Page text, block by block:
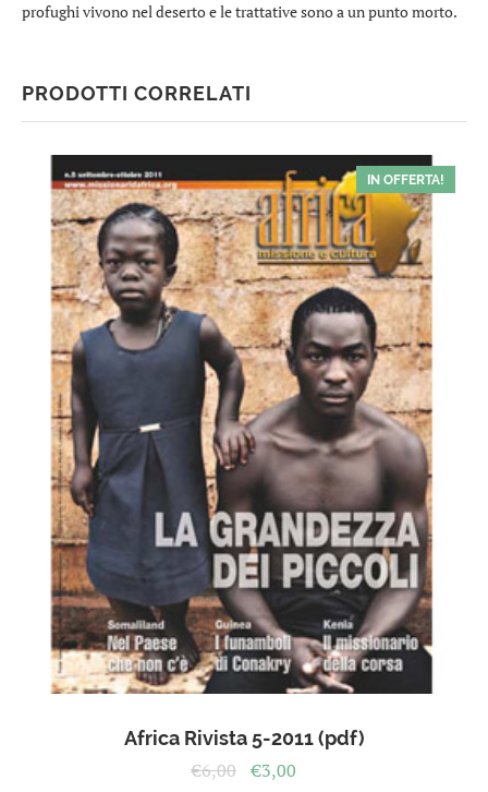
profughi vivono nel deserto e le trattative sono a un punto morto.
PRODOTTI CORRELATI
IN OFFERTA!
Africa Rivista 5-2011 (pdf)
€6,00 Il
€3,00